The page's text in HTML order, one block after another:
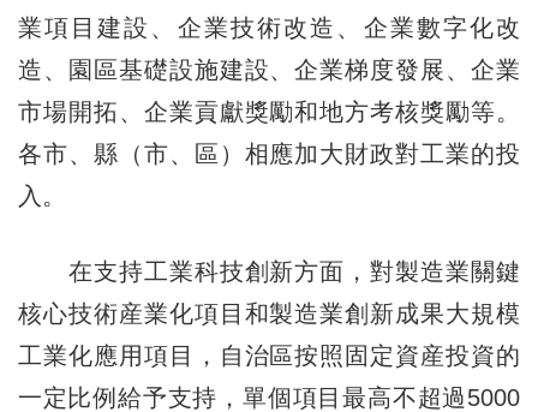
業項目建設、企業技術改造、企業數字化改
造、園區基礎設施建設、企業梯度發展、企業
市場開拓、企業貢獻獎勵和地方考核獎勵等。
各市、縣（市、區）相應加大財政對工業的投
入。
在支持工業科技創新方面，對製造業關鍵
核心技術産業化項目和製造業創新成果大規模
工業化應用項目，自治區按照固定資産投資的
一定比例給予支持，單個項目最高不超過5000